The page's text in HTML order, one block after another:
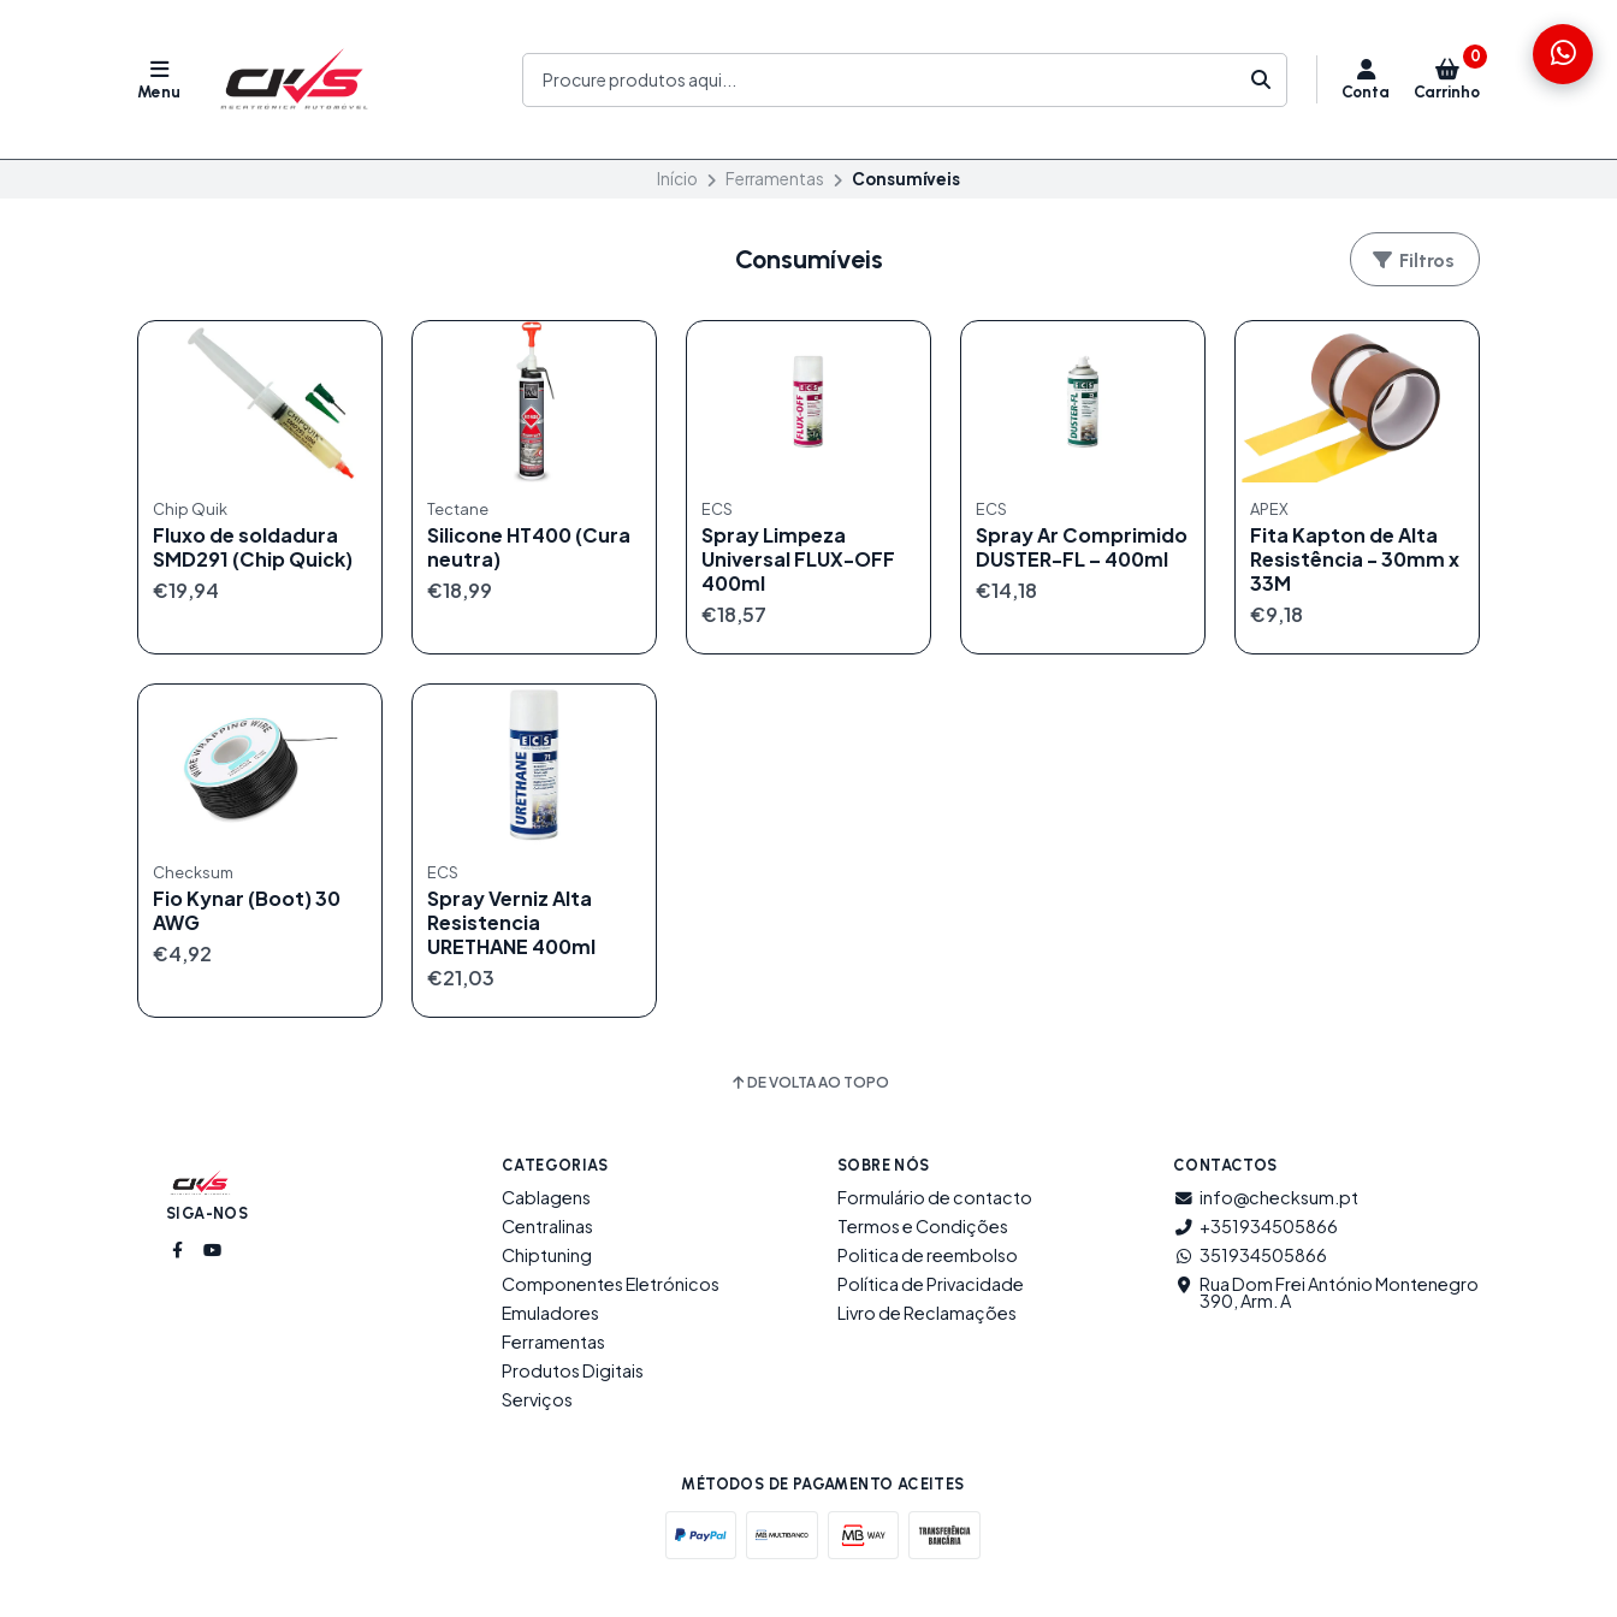
Menu Conta
0
Carrinho
Início Ferramentas Consumíveis
Consumíveis Filtros
Chip Quik
Fluxo de soldadura
SMD291 (Chip Quick)
€19,94
Tectane
Silicone HT400 (Cura
neutra)
€18,99
ECS
Spray Limpeza
Universal FLUX-OFF
400ml
€18,57
ECS
Spray Ar Comprimido
DUSTER-FL – 400ml
€14,18
APEX
Fita Kapton de Alta
Resistência - 30mm x
33M
€9,18
Checksum
Fio Kynar (Boot) 30
AWG
€4,92
ECS
Spray Verniz Alta
Resistencia
URETHANE 400ml
€21,03
DE VOLTA AO TOPO
SIGA-NOS
CATEGORIAS
Cablagens
Centralinas
Chiptuning
Componentes Eletrónicos
Emuladores
Ferramentas
Produtos Digitais
Serviços
SOBRE NÓS
Formulário de contacto
Termos e Condições
Politica de reembolso
Política de Privacidade
Livro de Reclamações
CONTACTOS
info@checksum.pt
+351934505866
351934505866
Rua Dom Frei António Montenegro
390, Arm. A
MÉTODOS DE PAGAMENTO ACEITES